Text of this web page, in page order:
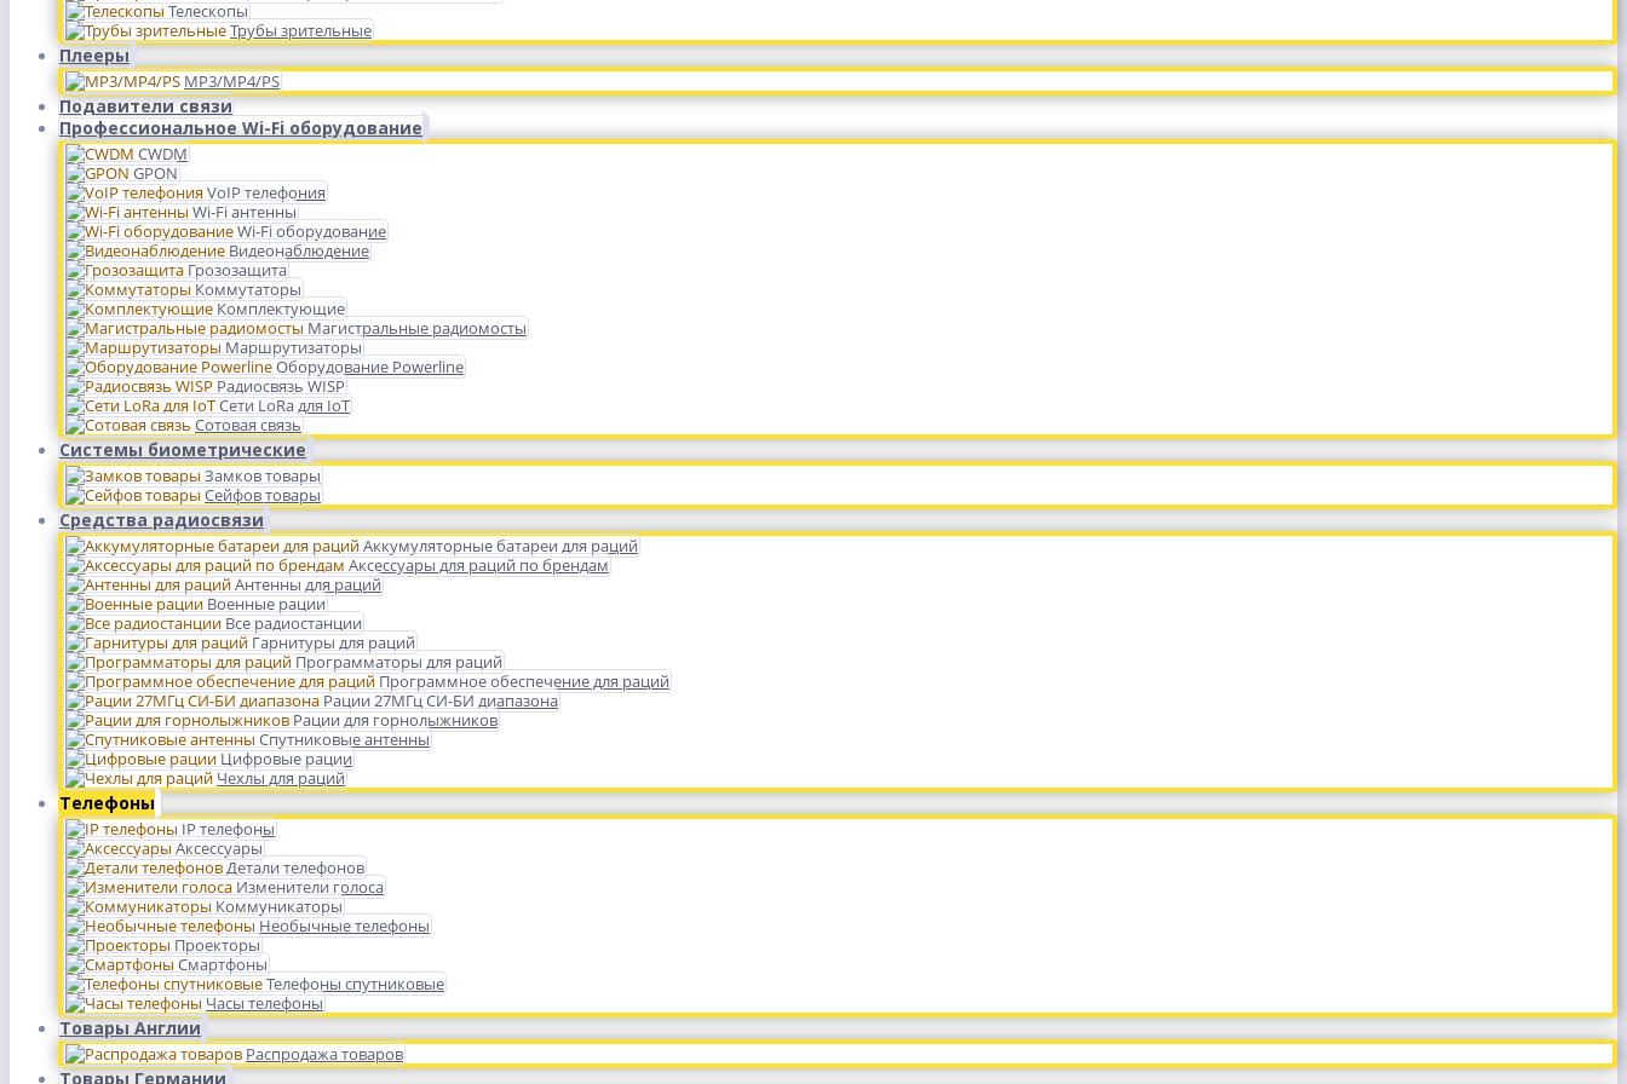
Телескопы
Трубы зрительные
Плееры
MP3/MP4/PS
Подавители связи
Профессиональное Wi-Fi оборудование
CWDM
GPON
VoIP телефония
Wi-Fi антенны
Wi-Fi оборудование
Видеонаблюдение
Грозозащита
Коммутаторы
Комплектующие
Магистральные радиомосты
Маршрутизаторы
Оборудование Powerline
Радиосвязь WISP
Сети LoRa для IoT
Сотовая связь
Системы биометрические
Замков товары
Сейфов товары
Средства радиосвязи
Аккумуляторные батареи для раций
Аксессуары для раций по брендам
Антенны для раций
Военные рации
Все радиостанции
Гарнитуры для раций
Программаторы для раций
Программное обеспечение для раций
Рации 27МГц СИ-БИ диапазона
Рации для горнолыжников
Спутниковые антенны
Цифровые рации
Чехлы для раций
Телефоны
IP телефоны
Аксессуары
Детали телефонов
Изменители голоса
Коммуникаторы
Необычные телефоны
Проекторы
Смартфоны
Телефоны спутниковые
Часы телефоны
Товары Англии
Распродажа товаров
Товары Германии